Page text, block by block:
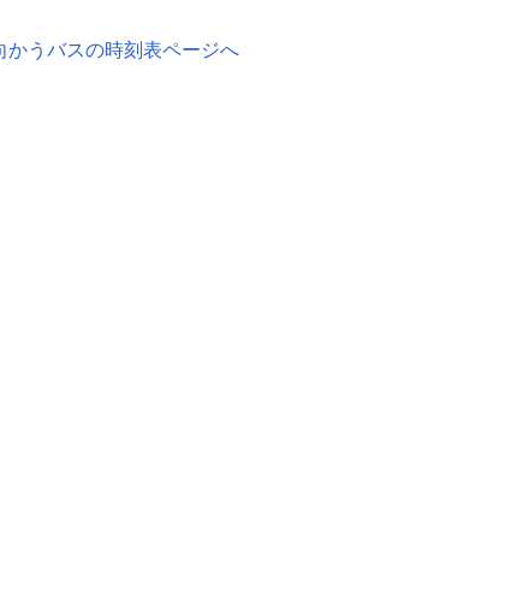
かうバスの時刻表ページへ